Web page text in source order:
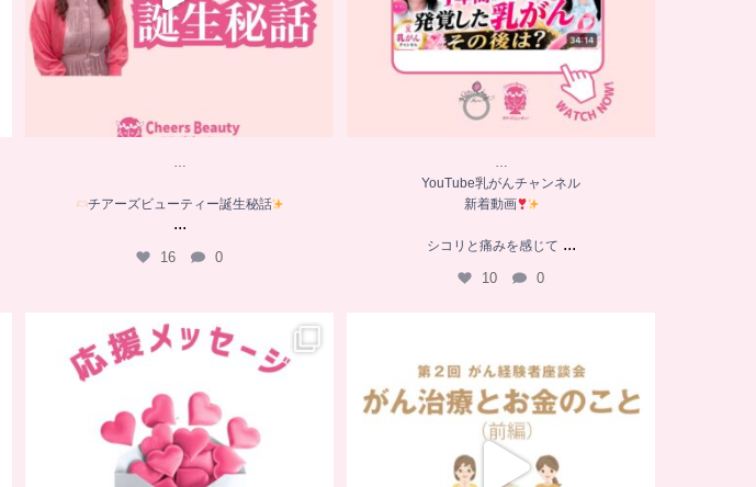
…
チアーズビューティー誕生秘話
...
16 0
…
YouTube乳がんチャンネル
新着動画
シコリと痛みを感じて ...
10 0
…
応援メッセージをいただきました
10
9 0